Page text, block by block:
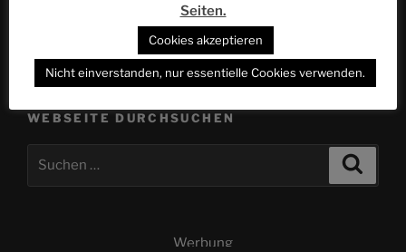
Cenoten und Meer – Schnorcheltouren auf Yucatan |
WEBSEITE DURCHSUCHEN
Werbung
Seiten.
Cookies akzeptieren
Nicht einverstanden, nur essentielle Cookies verwenden.